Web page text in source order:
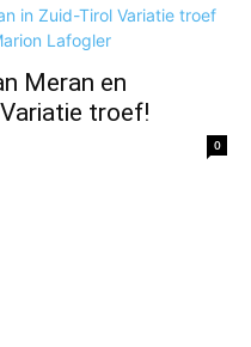
Meran en
troef!
0